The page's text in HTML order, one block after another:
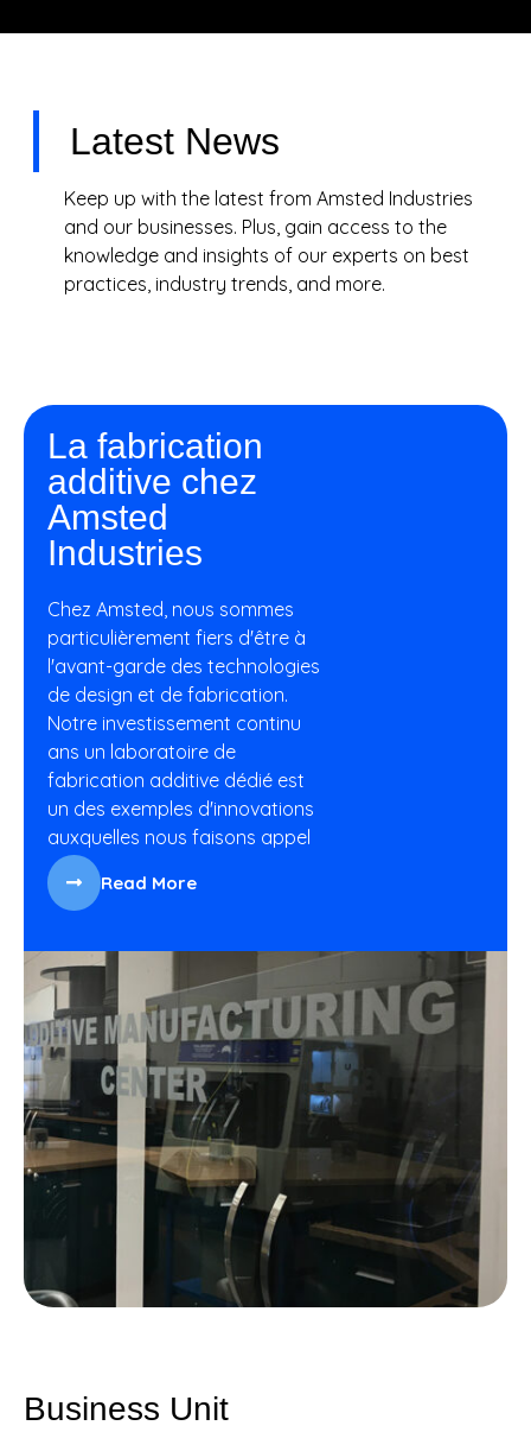
Latest News
Keep up with the latest from Amsted Industries
and our businesses. Plus, gain access to the
knowledge and insights of our experts on best
practices, industry trends, and more.
La fabrication
additive chez
Amsted
Industries
Chez Amsted, nous sommes
particulièrement fiers d'être à
l'avant-garde des technologies
de design et de fabrication.
Notre investissement continu
ans un laboratoire de
fabrication additive dédié est
un des exemples d'innovations
auxquelles nous faisons appel
Read More
Business Unit